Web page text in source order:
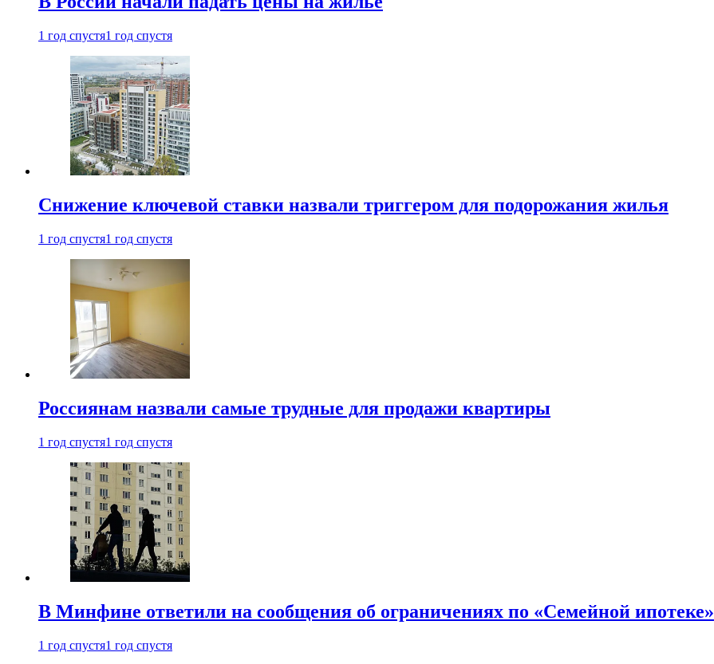
1 год спустя1 год спустя
Снижение ключевой ставки назвали триггером для подорожания жилья
1 год спустя1 год спустя
Россиянам назвали самые трудные для продажи квартиры
1 год спустя1 год спустя
В Минфине ответили на сообщения об ограничениях по «Семейной ипотеке»
1 год спустя1 год спустя